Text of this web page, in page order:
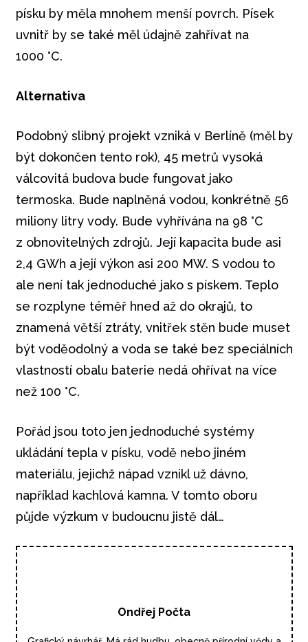
písku by měla mnohem menší povrch. Písek
uvnitř by se také měl údajně zahřívat na
1000 °C.
Alternativa
Podobný slibný projekt vzniká v Berlíně (měl by
být dokončen tento rok), 45 metrů vysoká
válcovitá budova bude fungovat jako
termoska. Bude naplněná vodou, konkrétně 56
miliony litry vody. Bude vyhřívána na 98 °C
z obnovitelných zdrojů. Její kapacita bude asi
2,4 GWh a její výkon asi 200 MW. S vodou to
ale není tak jednoduché jako s pískem. Teplo
se rozplyne téměř hned až do okrajů, to
znamená větší ztráty, vnitřek stěn bude muset
být voděodolný a voda se také bez speciálních
vlastností obalu baterie nedá ohřívat na více
než 100 °C.
Pořád jsou toto jen jednoduché systémy
ukládání tepla v písku, vodě nebo jiném
materiálu, jejichž nápad vznikl už dávno,
například kachlová kamna. V tomto oboru
půjde výzkum v budoucnu jistě dál…
Ondřej Počta